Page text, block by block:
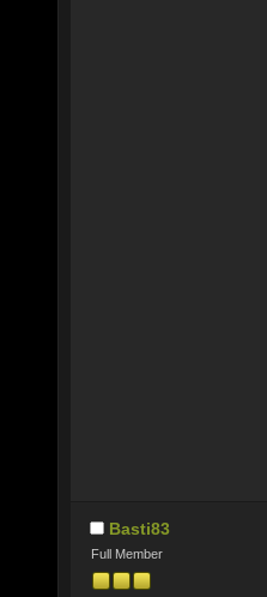
Basti83
Full Member